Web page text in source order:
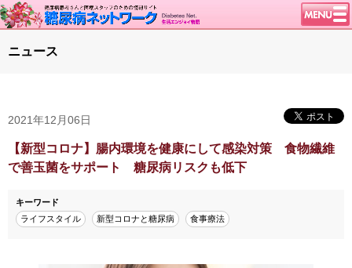
談話室BBS
糖尿病のきほん
特集・連載
腎臓の健康道
インスリンポンプ
ニュース
2021年12月06日
【新型コロナ】腸内環境を健康にして感染対策 食物繊維
で善玉菌をサポート 糖尿病リスクも低下
キーワード
ライフスタイル
新型コロナと糖尿病 食事療法